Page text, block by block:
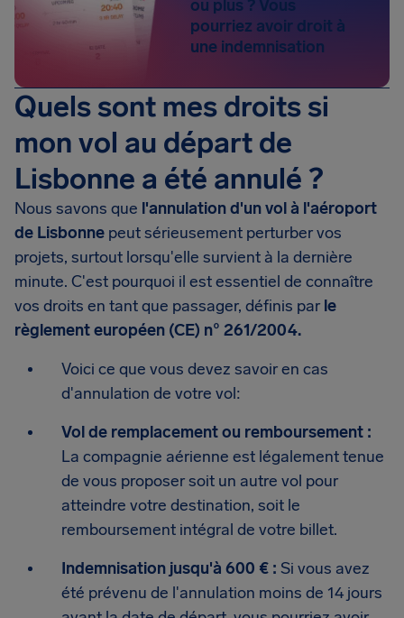
ou plus ? Vous
pourriez avoir droit à
une indemnisation
Quels sont mes droits si
mon vol au départ de
Lisbonne a été annulé ?
Nous savons que l'annulation d'un vol à l'aéroport
de Lisbonne peut sérieusement perturber vos
projets, surtout lorsqu'elle survient à la dernière
minute. C'est pourquoi il est essentiel de connaître
vos droits en tant que passager, définis par le
règlement européen (CE) n° 261/2004.
Voici ce que vous devez savoir en cas
d'annulation de votre vol:
Vol de remplacement ou remboursement :
La compagnie aérienne est légalement tenue
de vous proposer soit un autre vol pour
atteindre votre destination, soit le
remboursement intégral de votre billet.
Indemnisation jusqu'à 600 € : Si vous avez
été prévenu de l'annulation moins de 14 jours